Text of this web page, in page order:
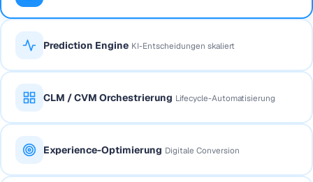
Prediction Engine KI-Entscheidungen skaliert
CLM / CVM Orchestrierung Lifecycle-Automatisierung
Experience-Optimierung Digitale Conversion